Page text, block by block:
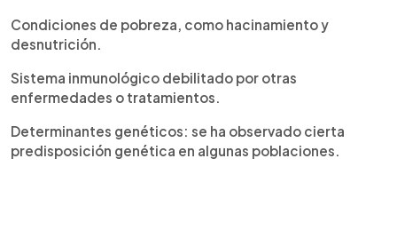
Condiciones de pobreza, como hacinamiento y
desnutrición.
Sistema inmunológico debilitado por otras
enfermedades o tratamientos.
Determinantes genéticos: se ha observado cierta
predisposición genética en algunas poblaciones.